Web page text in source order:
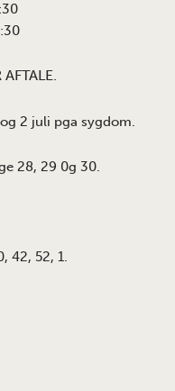
2 juli pga sygdom.
28, 29 0g 30.
42, 52, 1.